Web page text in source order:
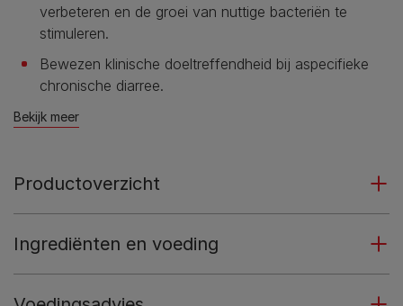
verbeteren en de groei van nuttige bacteriën te
stimuleren.
Bewezen klinische doeltreffendheid bij aspecifieke
chronische diarree.
Bekijk meer
Productoverzicht
Ingrediënten en voeding